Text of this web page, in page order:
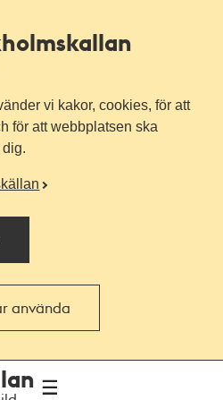
vi kakor, cookies, för att
för att webbplatsen ska
använda